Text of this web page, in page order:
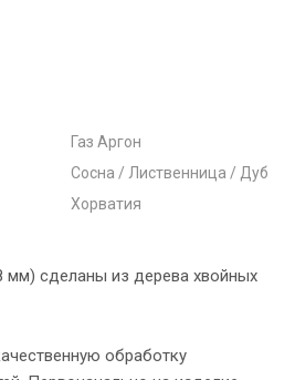
Газ Аргон
Сосна / Лиственница / Дуб
Хорватия
мм) сделаны из дерева хвойных
обработку